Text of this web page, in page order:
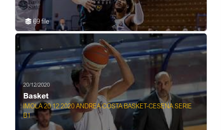
69 file
20/12/2020
Basket
IMOLA 20 12 2020 ANDREA COSTA BASKET-CESENA SERIE
B1